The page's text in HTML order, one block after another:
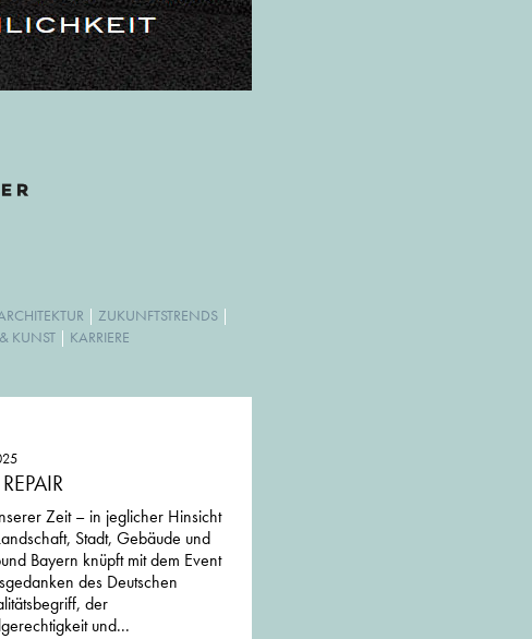
| ZUKUNFTSTRENDS |
KUNST| KARRIERE
Zeit – in jeglicher Hinsicht
Stadt, Gebäude und
Bayern knüpft mit dem Event
des Deutschen
der
und...